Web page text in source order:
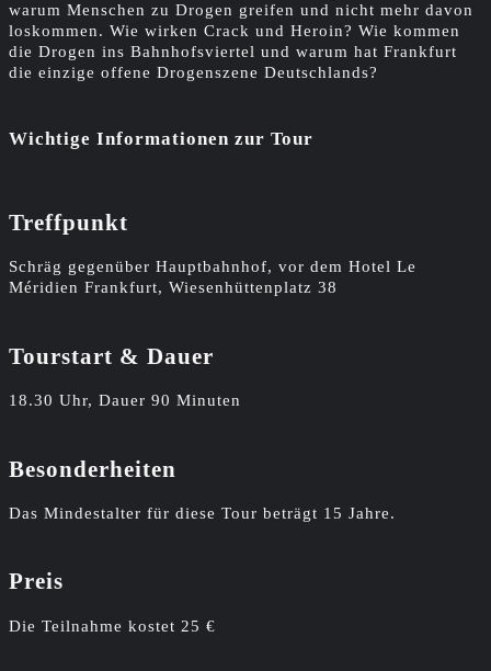
warum Menschen zu Drogen greifen und nicht mehr davon
loskommen. Wie wirken Crack und Heroin? Wie kommen
die Drogen ins Bahnhofsviertel und warum hat Frankfurt
die einzige offene Drogenszene Deutschlands?
Wichtige Informationen zur Tour
Treffpunkt
Schräg gegenüber Hauptbahnhof, vor dem Hotel Le
Méridien Frankfurt, Wiesenhüttenplatz 38
Tourstart & Dauer
18.30 Uhr, Dauer 90 Minuten
Besonderheiten
Das Mindestalter für diese Tour beträgt 15 Jahre.
Preis
Die Teilnahme kostet 25 €